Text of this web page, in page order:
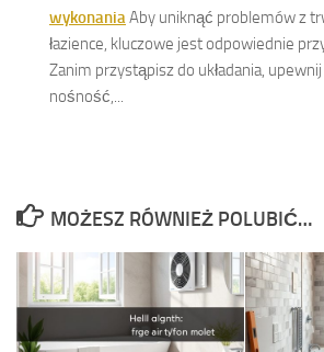
wykonania Aby uniknąć problemów z
łazience, kluczowe jest odpowiednie
Zanim przystąpisz do układania,
nośność,...
MOŻESZ RÓWNIEŻ POLUBIĆ…